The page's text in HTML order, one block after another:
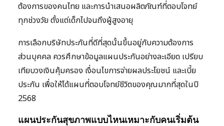
ต้องการของคนไทย และการนำเสนอผลิตภัณฑ์ที่ตอบโจทย์
ทุกช่วงวัย ตั้งแต่เด็กไปจนถึงผู้สูงอายุ
การเลือกบริษัทประกันที่ดีที่สุดนั้นขึ้นอยู่กับความต้องการ
ส่วนบุคคล ควรศึกษาข้อมูลแผนประกันอย่างละเอียด เปรียบ
เทียบวงเงินคุ้มครอง เงื่อนไขการจ่ายผลประโยชน์ และเบี้ย
ประกัน เพื่อให้ได้แผนที่ตอบโจทย์ชีวิตของคุณมากที่สุดในปี
2568
แผนประกันสุขภาพแบบไหนเหมาะกับคนเริ่มต้น